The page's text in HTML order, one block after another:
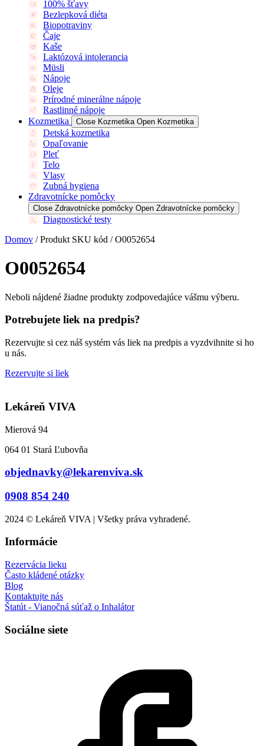
100% šťavy
Bezlepková diéta
Biopotraviny
Čaje
Kaše
Laktózová intolerancia
Müsli
Nápoje
Oleje
Prírodné minerálne nápoje
Rastlinné nápoje
Kozmetika
Close Kozmetika Open Kozmetika
Detská kozmetika
Opaľovanie
Pleť
Telo
Vlasy
Zubná hygiena
Zdravotnícke pomôcky
Close Zdravotnícke pomôcky Open Zdravotnícke pomôcky
Diagnostické testy
Domov / Produkt SKU kód / O0052654
O0052654
Neboli nájdené žiadne produkty zodpovedajúce vášmu výberu.
Potrebujete liek na predpis?
Rezervujte si cez náš systém vás liek na predpis a vyzdvihnite si ho
u nás.
Rezervujte si liek
Lekáreň VIVA
Mierová 94
064 01 Stará Ľubovňa
objednavky@lekarenviva.sk
0908 854 240
2024 © Lekáreň VIVA | Všetky práva vyhradené.
Informácie
Rezervácia lieku
Často kládené otázky
Blog
Kontaktujte nás
Štatút - Vianočná súťaž o Inhalátor
Sociálne siete